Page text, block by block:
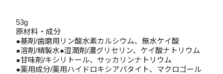
53g
原材料・成分
●基剤/歯磨用リン酸水素カルシウム、無水ケイ酸
●溶剤/精製水●湿潤剤/濃グリセリン、ケイ酸ナトリウム
●甘味剤/キシリトール、サッカリンナトリウム
●薬用成分/薬用ハイドロキシアパタイト、マクロゴール